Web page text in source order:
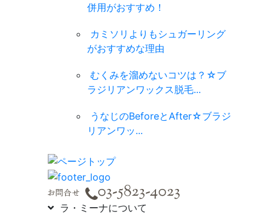
併用がおすすめ！
カミソリよりもシュガーリング
がおすすめな理由
むくみを溜めないコツは？☆ブ
ラジリアンワックス脱毛...
うなじのBeforeとAfter☆ブラジ
リアンワッ...
ラ・ミーナについて